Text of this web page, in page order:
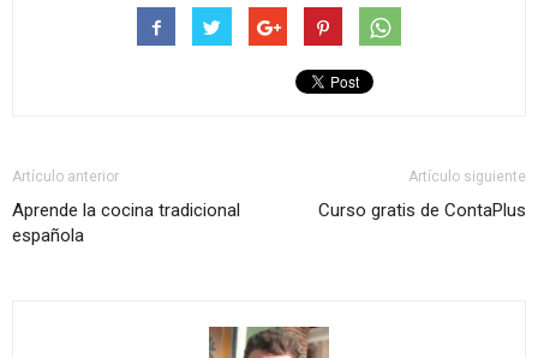
Artículo anterior
Aprende la cocina tradicional
española
Artículo siguiente
Curso gratis de ContaPlus